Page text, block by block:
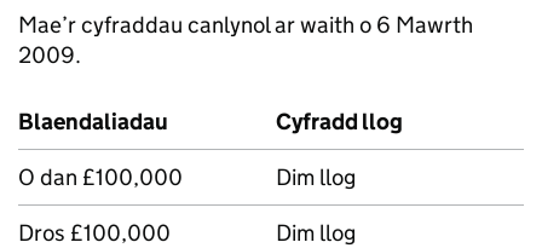
Mae’r cyfraddau canlynol ar waith o 6 Mawrth
2009.
Blaendaliadau
Cyfradd llog
O dan £100,000
Dim llog
Dros £100,000
Dim llog